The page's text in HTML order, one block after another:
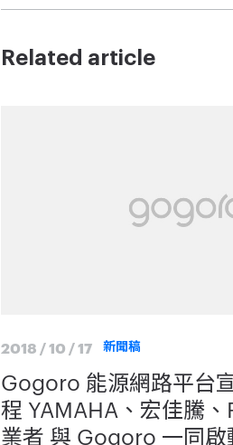
Related article
2018 / 10 / 17 新聞稿
Gogoro 能源網路平台
程 YAMAHA、宏佳騰
業者 與 Gogoro 一同啟